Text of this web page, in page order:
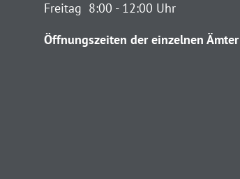
Freitag 8:00 - 12:00 Uhr
Öffnungszeiten der einzelnen Ämter